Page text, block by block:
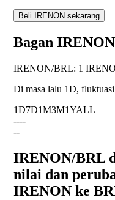
Beli IRENON sekarang
Bagan
IRENON/BRL: 1
Di masa lalu 1D,
1D7D1M3M1YALL
----
--
IRENON/BRL
nilai dan
IRENON ke